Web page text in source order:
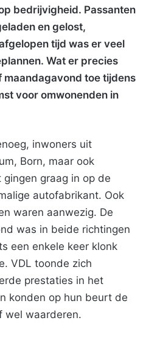
bedrijvigheid. Passanten
en gelost,
tijd was er veel
Wat er precies
toe tijdens
voor omwonenden in
inwoners uit
Born, maar ook
graag in op de
autofabrikant. Ook
waren aanwezig. De
was in beide richtingen
een enkele keer klonk
VDL toonde zich
prestaties in het
konden op hun beurt de
wel waarderen.